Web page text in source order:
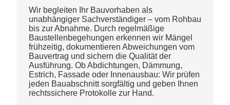
Wir begleiten Ihr Bauvorhaben als
unabhängiger Sachverständiger – vom Rohbau
bis zur Abnahme. Durch regelmäßige
Baustellenbegehungen erkennen wir Mängel
frühzeitig, dokumentieren Abweichungen vom
Bauvertrag und sichern die Qualität der
Ausführung. Ob Abdichtungen, Dämmung,
Estrich, Fassade oder Innenausbau: Wir prüfen
jeden Bauabschnitt sorgfältig und geben Ihnen
rechtssichere Protokolle zur Hand.